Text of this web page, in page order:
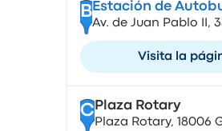
B Estación de
Av. de Juan Pablo II,
Visita la
CPlaza Rotary
Plaza Rotary, 18006